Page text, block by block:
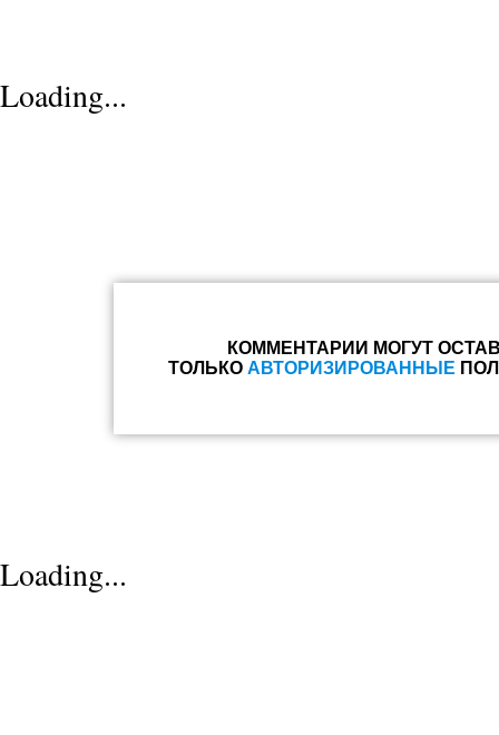
Loading...
КОММЕНТАРИИ МОГУТ
ТОЛЬКОАВТОРИЗИРОВАННЫЕ
Loading...